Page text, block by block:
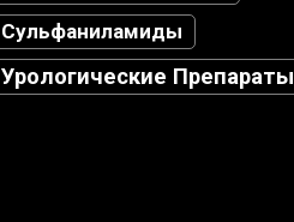
Сульфаниламиды
Урологические Препараты